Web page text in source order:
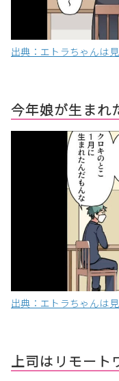
出典：エトラちゃんは見
今年娘が生まれ
出典：エトラちゃんは見
上司はリモート